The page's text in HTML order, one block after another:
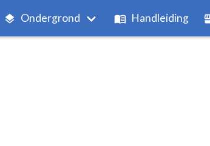
Ondergrond Handleiding